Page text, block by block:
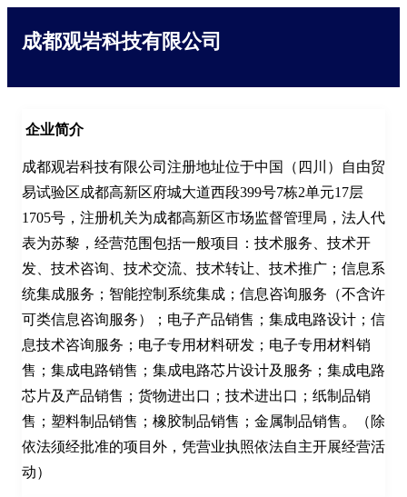
成都观岩科技有限公司
企业简介
成都观岩科技有限公司注册地址位于中国（四川）自由贸
易试验区成都高新区府城大道西段399号7栋2单元17层
1705号，注册机关为成都高新区市场监督管理局，法人代
表为苏黎，经营范围包括一般项目：技术服务、技术开
发、技术咨询、技术交流、技术转让、技术推广；信息系
统集成服务；智能控制系统集成；信息咨询服务（不含许
可类信息咨询服务）；电子产品销售；集成电路设计；信
息技术咨询服务；电子专用材料研发；电子专用材料销
售；集成电路销售；集成电路芯片设计及服务；集成电路
芯片及产品销售；货物进出口；技术进出口；纸制品销
售；塑料制品销售；橡胶制品销售；金属制品销售。（除
依法须经批准的项目外，凭营业执照依法自主开展经营活
动）